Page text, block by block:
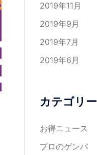
2019年11月
2019年9月
2019年7月
2019年6月
カテゴリー
お得ニュース
プロのゲンバ